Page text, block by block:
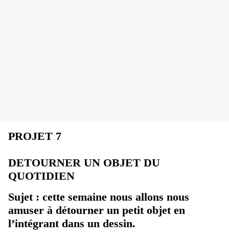
PROJET 7
DETOURNER UN OBJET DU
QUOTIDIEN
Sujet : cette semaine nous allons nous
amuser à détourner un petit objet en
l’intégrant dans un dessin.